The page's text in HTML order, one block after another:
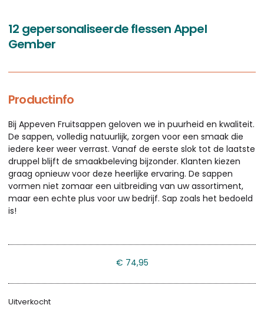
12 gepersonaliseerde flessen Appel
Gember
Productinfo
Bij Appeven Fruitsappen geloven we in puurheid en kwaliteit.
De sappen, volledig natuurlijk, zorgen voor een smaak die
iedere keer weer verrast. Vanaf de eerste slok tot de laatste
druppel blijft de smaakbeleving bijzonder. Klanten kiezen
graag opnieuw voor deze heerlijke ervaring. De sappen
vormen niet zomaar een uitbreiding van uw assortiment,
maar een echte plus voor uw bedrijf. Sap zoals het bedoeld
is!
€ 74,95
Uitverkocht